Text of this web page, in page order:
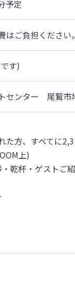
予定
ご負担ください。
す)
センター　尾鷲
た方、すべてに
上)
拶・乾杯・ゲ
談
コーナー
に
終了